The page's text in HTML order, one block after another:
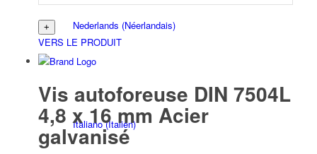
Nederlands (Néerlandais)
Italiano(Italien)
VERS LE PRODUIT
Vis autoforeuse DIN 7504L
4,8 x 16 mm Acier
galvanisé